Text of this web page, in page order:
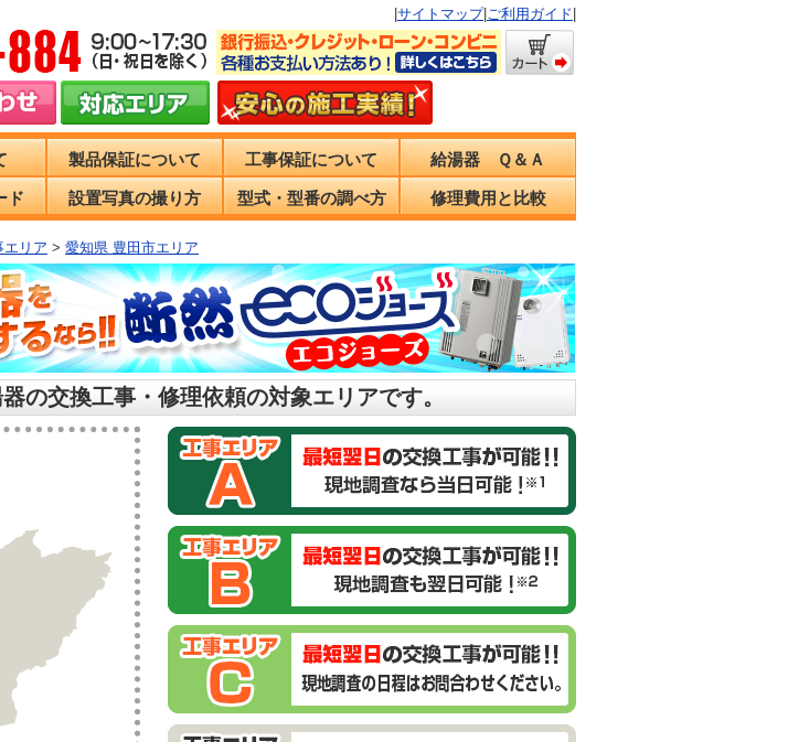
サイトマップ| ご利用ガイド
製品保証について 工事保証について 給湯器 Ｑ＆Ａ
ド 設置写真の撮り方 型式・型番の調べ方 修理費用と比較
エリア > 愛知県 豊田市エリア
の交換工事・修理依頼の対象エリアです。